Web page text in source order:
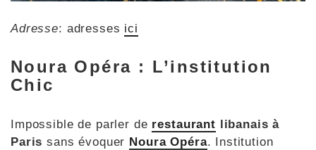
Adresse: adresses ici
Noura Opéra : L’institution
Chic
Impossible de parler de restaurant libanais à
Paris sans évoquer Noura Opéra. Institution